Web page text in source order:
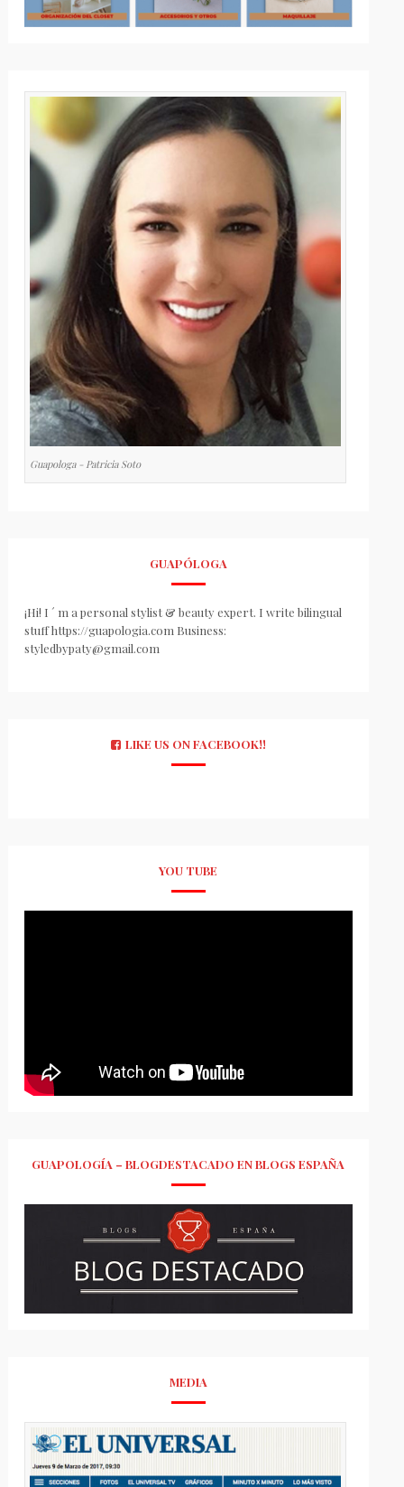
Guapologa - Patricia Soto
GUAPÓLOGA
¡Hi! I ´ m a personal stylist & beauty expert. I write bilingual
stuff https://guapologia.com Business:
styledbypaty@gmail.com
LIKE US ON FACEBOOK!!
YOU TUBE
GUAPOLOGÍA – BLOGDESTACADO EN BLOGS ESPAÑA
MEDIA